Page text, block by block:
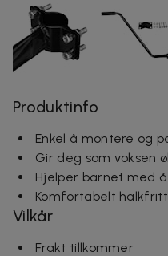
Produktinfo
Enkel å montere og
Gir deg som voksen
Hjelper barnet med
Komfortabelt
Vilkår
Frakt tillkommer